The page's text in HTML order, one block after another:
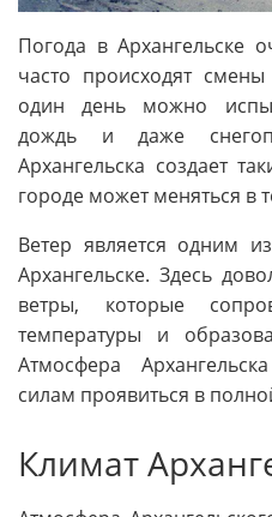
Погода в Архангельске
часто происходят
один день можно
дождь и даже
Архангельска создает
городе может меняться в
Ветер является одним
Архангельске. Здесь
ветры, которые
температуры и
Атмосфера
силам проявиться в
Климат